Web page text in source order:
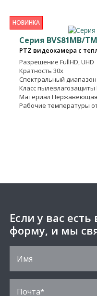
Серия BVS81MB/TM
PTZ видеокамера с
Разрешение FullHD, UHD
Кратность 30x
Спектральный диапазон
Класс пылевлагозащиты
Материал Нержавеющая
Рабочие температуры
НОВИНКА
Если у вас
форму, и мы